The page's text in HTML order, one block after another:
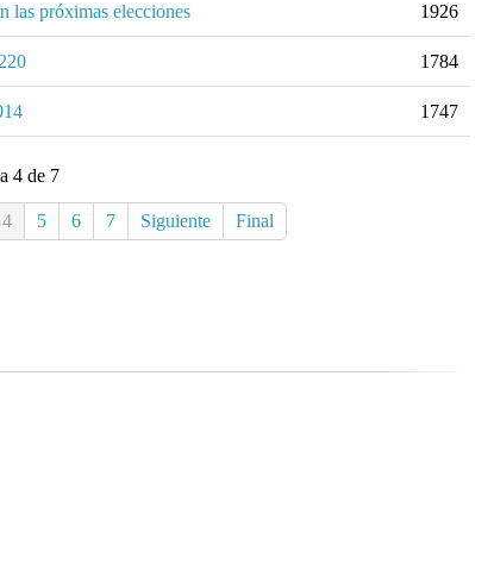
las próximas elecciones 1926
1784
1747
4 de 7
4 5 6 7 Siguiente Final